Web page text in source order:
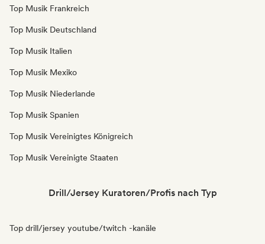
Top Musik Frankreich
Top Musik Deutschland
Top Musik Italien
Top Musik Mexiko
Top Musik Niederlande
Top Musik Spanien
Top Musik Vereinigtes Königreich
Top Musik Vereinigte Staaten
Drill/Jersey Kuratoren/Profis nach Typ
Top drill/jersey youtube/twitch -kanäle